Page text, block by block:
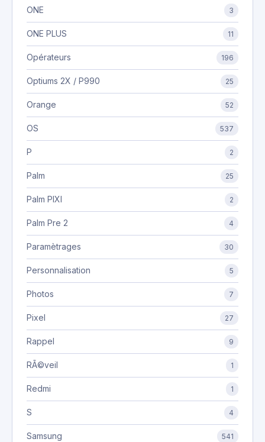
ONE 3
ONE PLUS 11
Opérateurs 196
Optiums 2X / P990 25
Orange 52
OS 537
P 2
Palm 25
Palm PIXI 2
Palm Pre 2 4
Paramètrages 30
Personnalisation 5
Photos 7
Pixel 27
Rappel 9
RÃ©veil 1
Redmi 1
S 4
Samsung 541